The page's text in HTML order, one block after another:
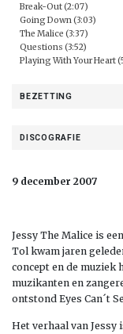
Break-Out (2:07)
Going Down (3:03)
The Malice (3:37)
Questions (3:52)
Playing With Your Heart
BEZETTING
DISCOGRAFIE
9 december 2007
Jessy The Malice is
Tol kwam jaren
concept en de muziek
muzikanten en
ontstond Eyes Can´t
Het verhaal van Jessy